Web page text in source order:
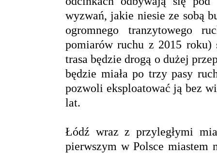
wyzwań, jakie niesie ze sobą
ogromnego tranzytowego
pomiarów ruchu z 2015 roku)
trasa będzie drogą o dużej
będzie miała po trzy pasy
pozwoli eksploatować ją bez
lat.
Łódź wraz z przyległymi
pierwszym w Polsce miastem